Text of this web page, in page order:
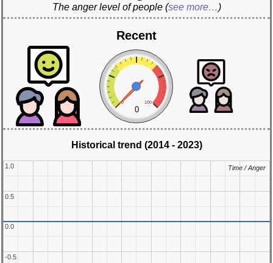
The anger level of people (see more…)
Recent
0 100
0
Historical trend (2014 - 2023)
-0.5
-0.5
0.0
0.0
0.5
0.5
1.0
1.0 Time / Anger
Time / Anger